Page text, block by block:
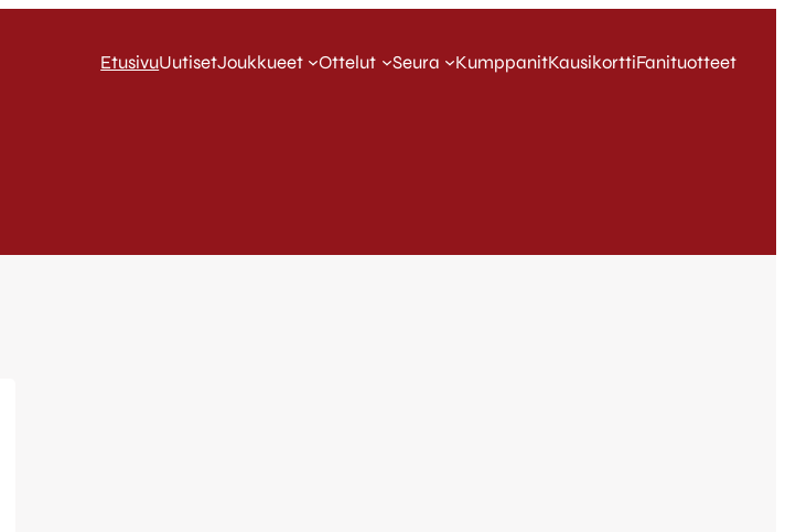
EtusivuUutisetJoukkueet Ottelut Seura KumppanitKausikorttiFanituotteet